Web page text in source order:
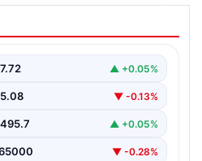
– Sturm Graz Canlı
▲ +0.05%
▼ -0.13%
▲ +0.05%
▼ -0.28%